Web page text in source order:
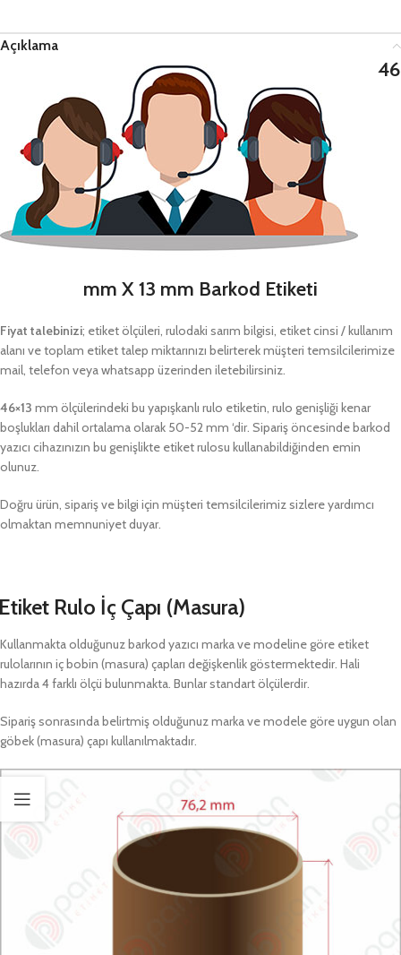
Açıklama
46
mm X 13 mm Barkod Etiketi
Fiyat talebinizi; etiket ölçüleri, rulodaki sarım bilgisi, etiket cinsi / kullanım
alanı ve toplam etiket talep miktarınızı belirterek müşteri temsilcilerimize
mail, telefon veya whatsapp üzerinden iletebilirsiniz.
46×13 mm ölçülerindeki bu yapışkanlı rulo etiketin, rulo genişliği kenar
boşlukları dahil ortalama olarak 50-52 mm ‘dir. Sipariş öncesinde barkod
yazıcı cihazınızın bu genişlikte etiket rulosu kullanabildiğinden emin
olunuz.
Doğru ürün, sipariş ve bilgi için müşteri temsilcilerimiz sizlere yardımcı
olmaktan memnuniyet duyar.
Rulo İç Çapı (Masura)
Kullanmakta olduğunuz barkod yazıcı marka ve modeline göre etiket
rulolarının iç bobin (masura) çapları değişkenlik göstermektedir. Hali
hazırda 4 farklı ölçü bulunmakta. Bunlar standart ölçülerdir.
Sipariş sonrasında belirtmiş olduğunuz marka ve modele göre uygun olan
göbek (masura) çapı kullanılmaktadır.